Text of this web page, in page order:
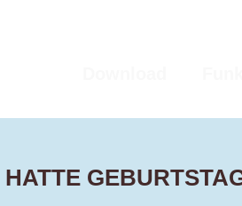
HATTE